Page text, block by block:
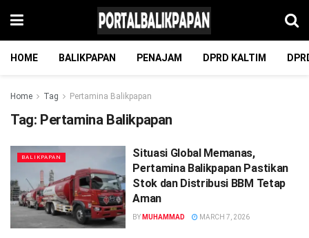
HOME BALIKPAPAN PENAJAM DPRD KALTIM
Home Tag Pertamina Balikpapan
Tag: Pertamina Balikpapan
BALIKPAPAN
Situasi Global Memanas,
Pertamina Balikpapan Pastikan
Stok dan Distribusi BBM Tetap
Aman
BY MUHAMMAD MARCH 7, 2026